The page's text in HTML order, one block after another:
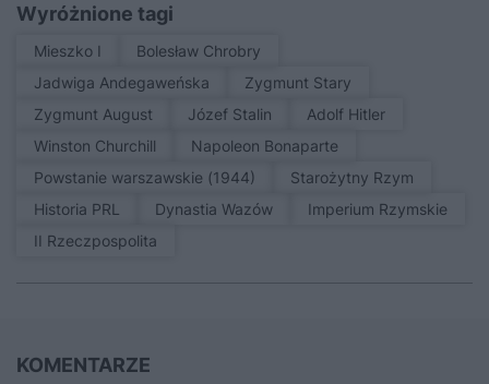
Wyróżnione tagi
Mieszko I
Bolesław Chrobry
Jadwiga Andegaweńska
Zygmunt Stary
Zygmunt August
Józef Stalin
Adolf Hitler
Winston Churchill
Napoleon Bonaparte
Powstanie warszawskie (1944)
Starożytny Rzym
Historia PRL
Dynastia Wazów
Imperium Rzymskie
II Rzeczpospolita
KOMENTARZE